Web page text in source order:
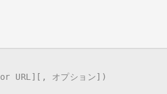
URL][, オプション])